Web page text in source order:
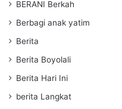
BERANI Berkah
Berbagi anak yatim
Berita
Berita Boyolali
Berita Hari Ini
berita Langkat